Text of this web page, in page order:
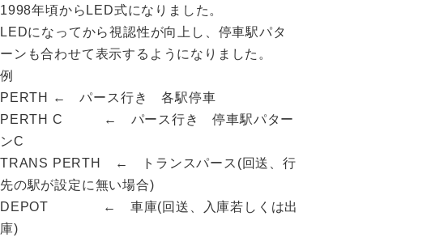
1998年頃からLED式になりました。
LEDになってから視認性が向上し、停車駅パタ
ーンも合わせて表示するようになりました。
例
PERTH ← パース行き 各駅停車
PERTH C ← パース行き 停車駅パター
ンC
TRANS PERTH ← トランスパース(回送、行
先の駅が設定に無い場合)
DEPOT ← 車庫(回送、入庫若しくは出
庫)